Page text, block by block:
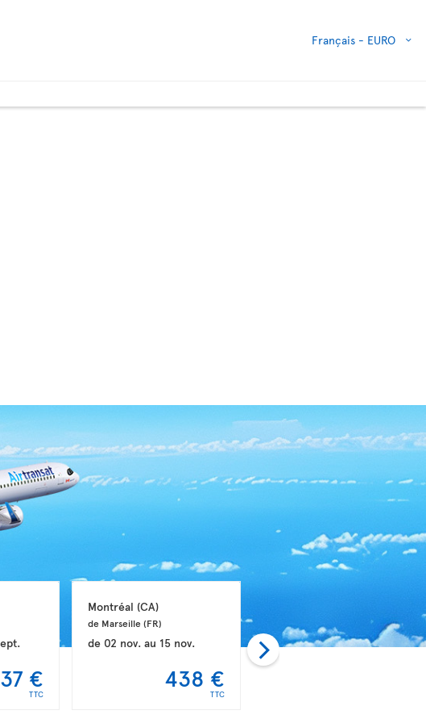
Français - EURO
€
TTC
Montréal (CA)
de Marseille (FR)
de 02 nov. au 15 nov.
438 €
TTC
de04 sept.au19 sept.